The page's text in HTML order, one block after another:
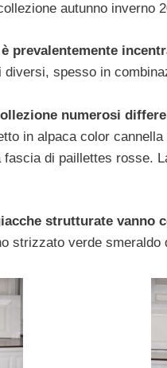
autunno inverno
prevalentemente
spesso in
numerosi
in alpaca color
fascia di paillettes rosse.
strutturate vanno
strizzato verde smeraldo